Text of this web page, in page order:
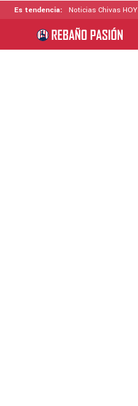
Es tendencia: Noticias Chivas HOY